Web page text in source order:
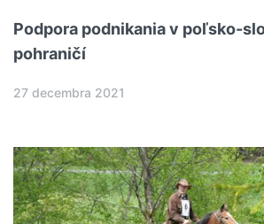
Podpora podnikania v poľsko-
pohraničí
27 decembra 2021